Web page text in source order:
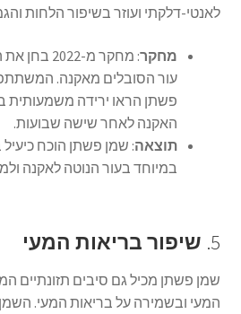
לאנטי-דלקתי ועוזר בשיפור הלחות
מחקר
: מחקר מ-
עור הסובלים מאקנה.
פשתן הראו ירידה משמעותית
האקנה לאחר שישה שבועות.
תוצאה: שמן פשתן הוכח
במיוחד בעור הנוטה לאקנה
5. שיפור בריאות המעי
שמן פשתן מכיל גם סיבים תזונתיים
המעי ובשמירה על בריאות המעי.